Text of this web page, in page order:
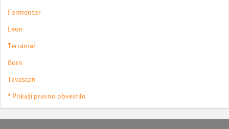
Formentor
Leon
Terramar
Born
Tavascan
* Prikaži pravno obvestilo